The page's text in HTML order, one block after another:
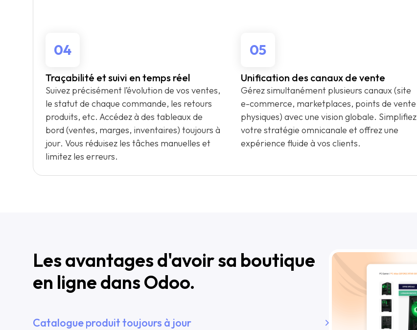
04
Traçabilité et suivi en temps réel
Suivez précisément l’évolution de vos ventes,
le statut de chaque commande, les retours
produits, etc. Accédez à des tableaux de
bord (ventes, marges, inventaires) toujours à
jour. Vous réduisez les tâches manuelles et
limitez les erreurs.
05
Unification des canaux de vente
Gérez simultanément plusieurs canaux (site
e-commerce, marketplaces, points de vente
physiques) avec une vision globale. Simplifiez
votre stratégie omnicanale et offrez une
expérience fluide à vos clients.
Les avantages d'avoir sa boutique
en ligne dans Odoo.
Catalogue produit toujours à jour